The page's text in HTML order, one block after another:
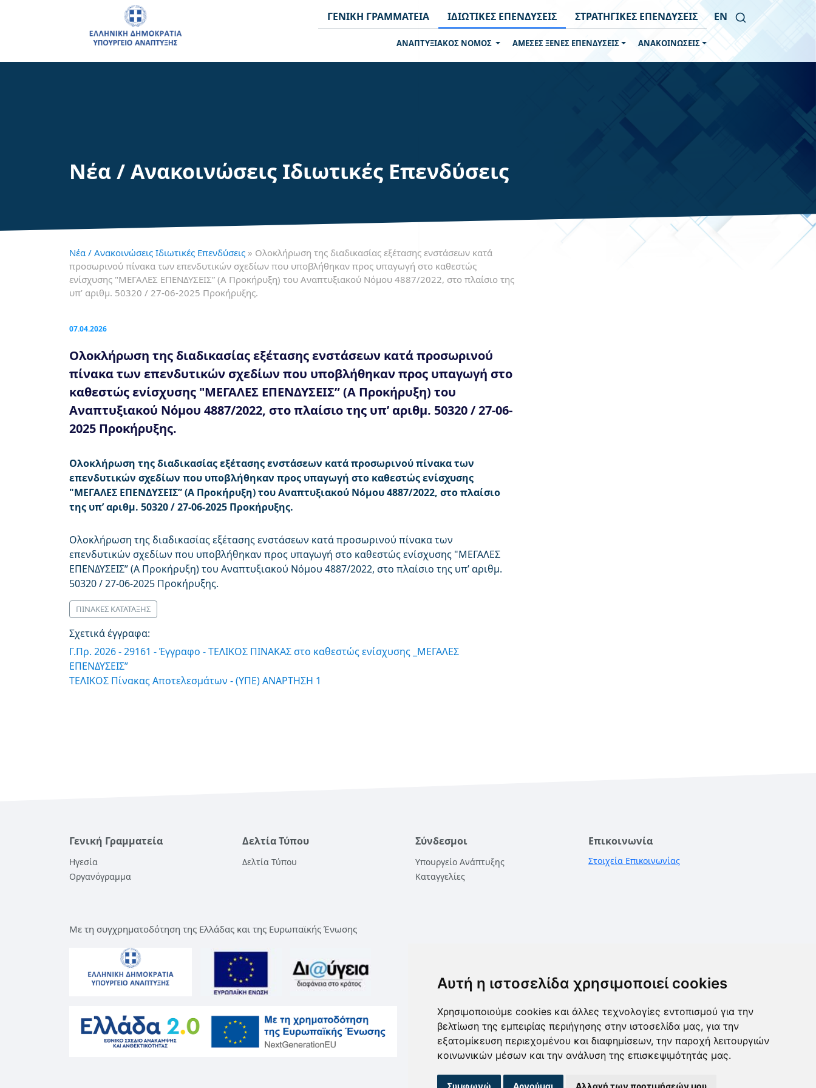
Αυτή η ιστοσελίδα χρησιμοποιεί cookies
Χρησιμοποιούμε cookies και άλλες τεχνολογίες εντοπισμού για την
βελτίωση της εμπειρίας περιήγησης στην ιστοσελίδα μας, για την
εξατομίκευση περιεχομένου και διαφημίσεων, την παροχή λειτουργιών
κοινωνικών μέσων και την ανάλυση της επισκεψιμότητάς μας.
Συμφωνώ Αρνούμαι Αλλαγή των προτιμήσεών μου
ΓΕΝΙΚΗ ΓΡΑΜΜΑΤΕΙΑ ΙΔΙΩΤΙΚΕΣ ΕΠΕΝΔΥΣΕΙΣ ΣΤΡΑΤΗΓΙΚΕΣ ΕΠΕΝΔΥΣΕΙΣ EN
ΑΝΑΠΤΥΞΙΑΚΟΣ ΝΟΜΟΣ ΑΜΕΣΕΣ ΞΕΝΕΣ ΕΠΕΝΔΥΣΕΙΣ ΑΝΑΚΟΙΝΩΣΕΙΣ
Νέα / Ανακοινώσεις Ιδιωτικές Επενδύσεις
Νέα / Ανακοινώσεις Ιδιωτικές Επενδύσεις » Ολοκλήρωση της διαδικασίας εξέτασης ενστάσεων κατά
προσωρινού πίνακα των επενδυτικών σχεδίων που υποβλήθηκαν προς υπαγωγή στο καθεστώς
ενίσχυσης "ΜΕΓΑΛΕΣ ΕΠΕΝΔΥΣΕΙΣ” (Α Προκήρυξη) του Αναπτυξιακού Νόμου 4887/2022, στο πλαίσιο της
υπ’ αριθμ. 50320 / 27-06-2025 Προκήρυξης.
07.04.2026
Ολοκλήρωση της διαδικασίας εξέτασης ενστάσεων κατά προσωρινού
πίνακα των επενδυτικών σχεδίων που υποβλήθηκαν προς υπαγωγή στο
καθεστώς ενίσχυσης "ΜΕΓΑΛΕΣ ΕΠΕΝΔΥΣΕΙΣ” (Α Προκήρυξη) του
Αναπτυξιακού Νόμου 4887/2022, στο πλαίσιο της υπ’ αριθμ. 50320 / 27-06-
2025 Προκήρυξης.
Ολοκλήρωση της διαδικασίας εξέτασης ενστάσεων κατά προσωρινού πίνακα των
επενδυτικών σχεδίων που υποβλήθηκαν προς υπαγωγή στο καθεστώς ενίσχυσης
"ΜΕΓΑΛΕΣ ΕΠΕΝΔΥΣΕΙΣ” (Α Προκήρυξη) του Αναπτυξιακού Νόμου 4887/2022, στο πλαίσιο
της υπ’ αριθμ. 50320 / 27-06-2025 Προκήρυξης.
Ολοκλήρωση της διαδικασίας εξέτασης ενστάσεων κατά προσωρινού πίνακα των
επενδυτικών σχεδίων που υποβλήθηκαν προς υπαγωγή στο καθεστώς ενίσχυσης "ΜΕΓΑΛΕΣ
ΕΠΕΝΔΥΣΕΙΣ” (Α Προκήρυξη) του Αναπτυξιακού Νόμου 4887/2022, στο πλαίσιο της υπ’ αριθμ.
50320 / 27-06-2025 Προκήρυξης.
ΠΙΝΑΚΕΣ ΚΑΤΑΤΑΞΗΣ
Σχετικά έγγραφα:
Γ.Πρ. 2026 - 29161 - Έγγραφο - ΤΕΛΙΚΟΣ ΠΙΝΑΚΑΣ στο καθεστώς ενίσχυσης _ΜΕΓΑΛΕΣ
ΕΠΕΝΔΥΣΕΙΣ”
ΤΕΛΙΚΟΣ Πίνακας Αποτελεσμάτων - (ΥΠΕ) ΑΝΑΡΤΗΣΗ 1
Γενική Γραμματεία
Ηγεσία
Οργανόγραμμα
Δελτία Τύπου
Δελτία Τύπου
Σύνδεσμοι
Υπουργείο Ανάπτυξης
Καταγγελίες
Επικοινωνία
Στοιχεία Επικοινωνίας
Με τη συγχρηματοδότηση της Ελλάδας και της Ευρωπαϊκής Ένωσης